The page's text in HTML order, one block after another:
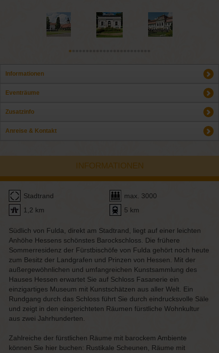
Informationen
Eventräume
Zusatzinfo
Anreise & Kontakt
INFORMATIONEN
Stadtrand
max. 3000
1,2 km
5 km
Südlich von Fulda, direkt am Stadtrand, liegt auf einer leichten
Anhöhe Hessens schönstes Barockschloss. Die frühere
Sommerresidenz der Fürstbischöfe von Fulda gehört noch heute
zum Besitz der Landgrafen und Prinzen von Hessen. Mit der
außergewöhnlichen und umfangreichen Kunstsammlung des
Hauses Hessen erwartet Sie auf Schloss Fasanerie ein
einzigartiges Museum mit Kunstschätzen aus aller Welt. Ein
Rundgang durch das Schloss führt Sie durch eindrucksvolle Säle
und zeigt in den eingerichteten Räumen fürstliche Wohnkultur
aus zwei Jahrhunderten.
Zahlreiche der fürstlichen Räume mit barockem Ambiente
können Sie hier buchen: Rustikale Scheunen, Räume mit